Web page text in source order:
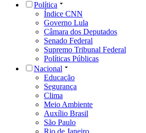
Política
Índice CNN
Governo Lula
Câmara dos Deputados
Senado Federal
Supremo Tribunal Federal
Políticas Públicas
Nacional
Educação
Segurança
Clima
Meio Ambiente
Auxílio Brasil
São Paulo